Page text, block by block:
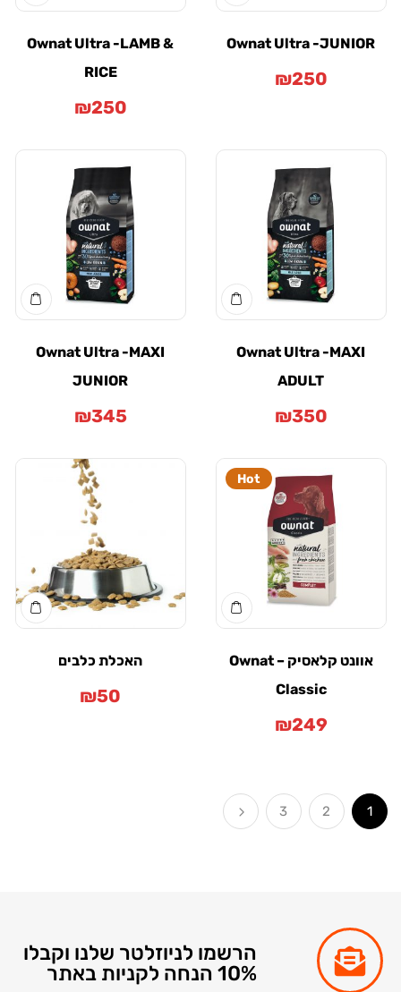
Ownat Ultra -
₪
Ownat Ultra -LAMB &
₪
Ownat Ultra -MAXI
ADULT
₪
Ownat Ultra -MAXI
JUNIOR
₪345
Hot
אוונט קלאסיק – Ownat
Classic
₪249
האכלת כלבים
₪
הרשמו לניוזלטר שלנו וקבלו
10% הנחה לקניות באתר